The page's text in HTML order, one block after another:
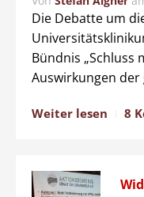
Die Debatte um
Bündnis „Schluss
Auswirkungen
Weiter lesen 8